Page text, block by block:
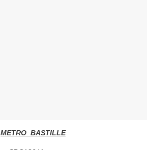
METRO BASTILLE